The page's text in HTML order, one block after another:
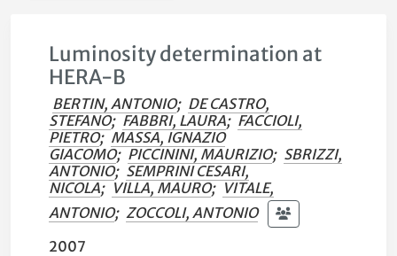
Luminosity determination at
HERA-B
BERTIN, ANTONIO; DE CASTRO,
STEFANO; FABBRI, LAURA; FACCIOLI,
PIETRO; MASSA, IGNAZIO
GIACOMO; PICCININI, MAURIZIO; SBRIZZI,
ANTONIO; SEMPRINI CESARI,
NICOLA; VILLA, MAURO; VITALE,
ANTONIO; ZOCCOLI, ANTONIO
2007